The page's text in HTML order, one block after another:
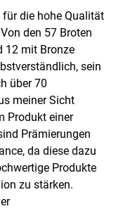
für die hohe Qualität
den 57 Broten
12 mit Bronze
sein
über 70
meiner Sicht
Produkt einer
Prämierungen
da diese dazu
Produkte
zu stärken.